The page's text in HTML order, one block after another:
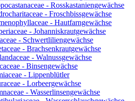
- Rosskastaniengewächse
- Froschbissgewächse
- Hautfarngewächse
- Johanniskrautgewächse
- Schwertliliengewächse
- Brachsenkrautgewächse
- Walnussgewächse
- Binsengewächse
- Lippenblütler
- Lorbeergewächse
- Wasserlinsengewächse